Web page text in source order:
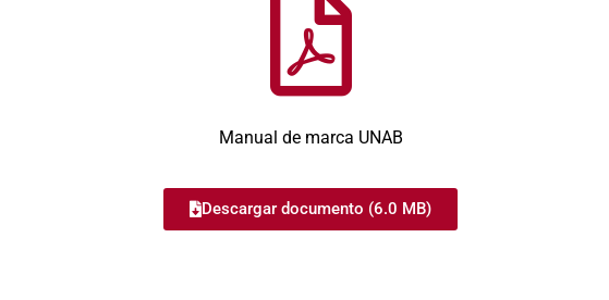
Manual de marca UNAB
Descargar documento (6.0 MB)